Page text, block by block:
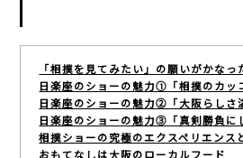
「相撲を見てみたい」の願いがかなっ
日楽座のショーの魅力①「相撲のカッ
日楽座のショーの魅力②「大阪らしさ
日楽座のショーの魅力③「真剣勝負に
相撲ショーの究極のエクスペリエンス
おもてなしは大阪のローカルフード